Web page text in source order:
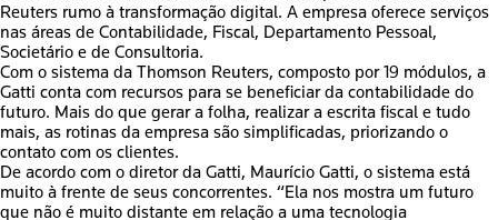
Reuters rumo à transformação digital. A empresa oferece serviços
nas áreas de Contabilidade, Fiscal, Departamento Pessoal,
Societário e de Consultoria.
Com o sistema da Thomson Reuters, composto por 19 módulos, a
Gatti conta com recursos para se beneficiar da contabilidade do
futuro. Mais do que gerar a folha, realizar a escrita fiscal e tudo
mais, as rotinas da empresa são simplificadas, priorizando o
contato com os clientes.
De acordo com o diretor da Gatti, Maurício Gatti, o sistema está
muito à frente de seus concorrentes. “Ela nos mostra um futuro
que não é muito distante em relação a uma tecnologia